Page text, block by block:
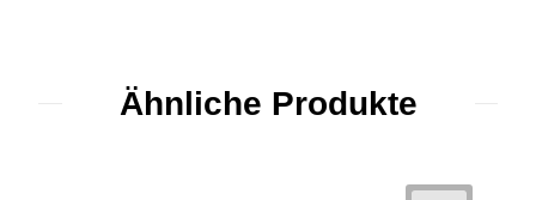
Ähnliche Produkte